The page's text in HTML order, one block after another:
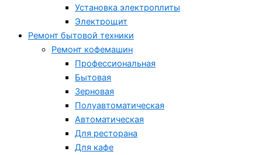
Установка электроплиты
Электрощит
Ремонт бытовой техники
Ремонт кофемашин
Профессиональная
Бытовая
Зерновая
Полуавтоматическая
Автоматическая
Для ресторана
Для кафе